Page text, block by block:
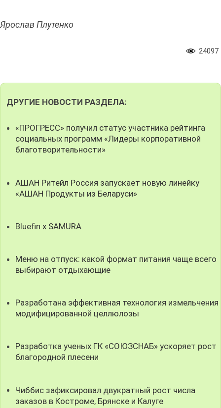
Ярослав Плутенко
24097
ДРУГИЕ НОВОСТИ РАЗДЕЛА:
«ПРОГРЕСС» получил статус участника рейтинга
социальных программ «Лидеры корпоративной
благотворительности»
АШАН Ритейл Россия запускает новую линейку
«АШАН Продукты из Беларуси»
Bluefin x SAMURA
Меню на отпуск: какой формат питания чаще всего
выбирают отдыхающие
Разработана эффективная технология измельчения
модифицированной целлюлозы
Разработка ученых ГК «СОЮЗСНАБ» ускоряет рост
благородной плесени
Чиббис зафиксировал двукратный рост числа
заказов в Костроме, Брянске и Калуге